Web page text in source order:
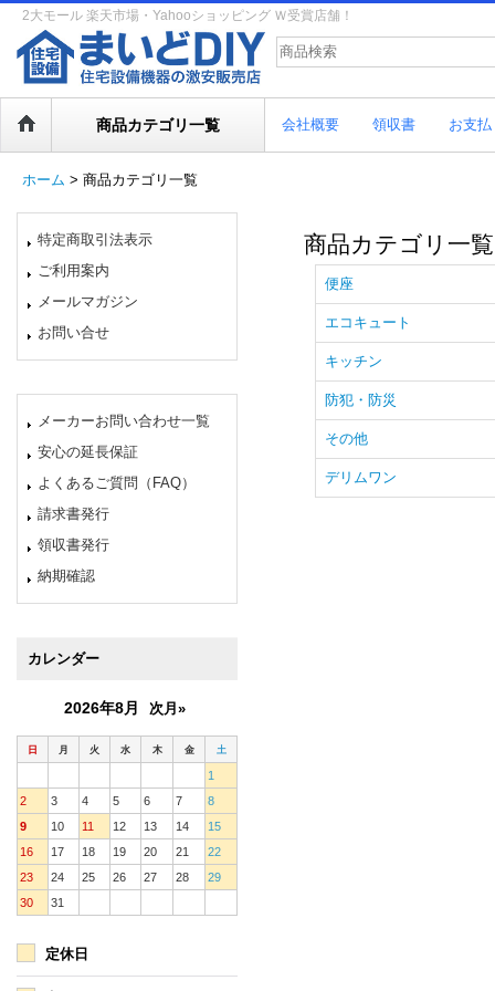
2大モール 楽天市場・Yahooショッピング Ｗ受賞店舗！
商品カテゴリ一覧 会社概要 領収書 お支
ホーム > 商品カテゴリ一覧
特定商取引法表示
ご利用案内
メールマガジン
お問い合せ
メーカーお問い合わせ一覧
安心の延長保証
よくあるご質問（FAQ）
請求書発行
領収書発行
納期確認
カレンダー
2026年8月 次月»
日 月 火 水 木 金 土
1
2
3 4 5 6 7
8
9
10 11 12 13 14
15
16
17 18 19 20 21
22
23
24 25 26 27 28
29
30
31
定休日
商品カテゴリ一覧
便座
エコキュート
キッチン
防犯・防災
その他
デリムワン